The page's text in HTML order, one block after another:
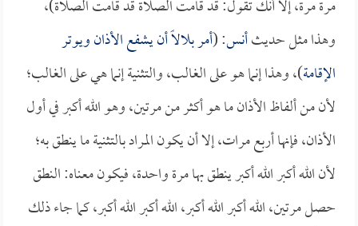
مرة مرة، إلا أنك تقول: قد قامت الصلاة قد قامت الصلاة)،
وهذا مثل حديثأنس: (أمربلالاًأن يشفع الأذان ويوتر
الإقامة)، وهذا إنما هو على الغالب، والتثنية إنما هي على الغالب؛
لأن من ألفاظ الأذان ما هو أكثر من مرتين، وهو الله أكبر في أول
الأذان، فإنها أربع مرات، إلا أن يكون المراد بالتثنية ما ينطق به؛
لأن الله أكبر الله أكبر ينطق بها مرة واحدة، فيكون معناه: النطق
حصل مرتين، الله أكبر الله أكبر، الله أكبر الله أكبر، كما جاء ذلك